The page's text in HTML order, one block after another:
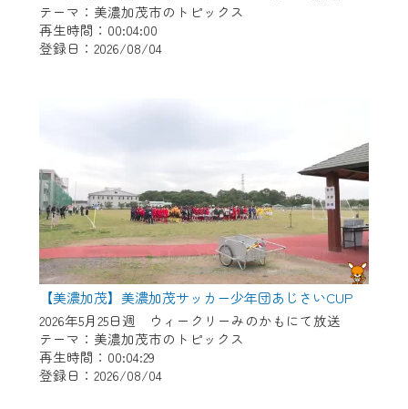
テーマ：美濃加茂市のトピックス
再生時間：00:04:00
登録日：2026/08/04
【美濃加茂】美濃加茂サッカー少年団あじさいCUP
2026年5月25日週 ウィークリーみのかもにて放送
テーマ：美濃加茂市のトピックス
再生時間：00:04:29
登録日：2026/08/04